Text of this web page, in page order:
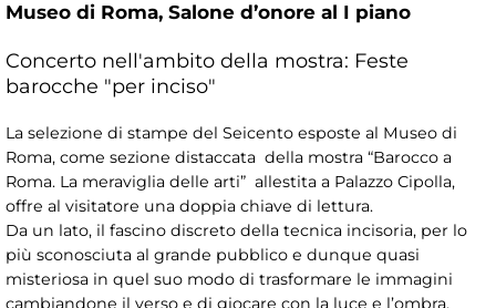
Museo di Roma, Salone d’onore al I piano
Concerto nell'ambito della mostra: Feste
barocche "per inciso"
La selezione di stampe del Seicento esposte al Museo di
Roma, come sezione distaccata della mostra “Barocco a
Roma. La meraviglia delle arti” allestita a Palazzo Cipolla,
offre al visitatore una doppia chiave di lettura.
Da un lato, il fascino discreto della tecnica incisoria, per lo
più sconosciuta al grande pubblico e dunque quasi
misteriosa in quel suo modo di trasformare le immagini
cambiandone il verso e di giocare con la luce e l’ombra,